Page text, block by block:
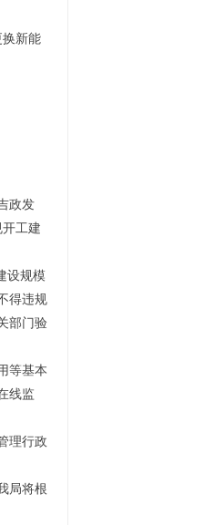
换新能
政发
工建
设规模
得违规
部门验
等基本
线监
理行政
局将根